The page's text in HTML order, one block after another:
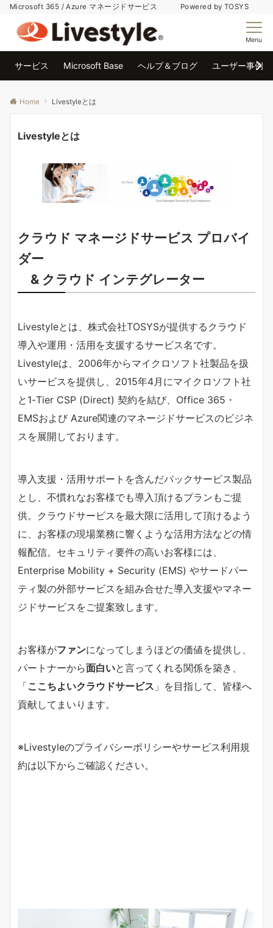
Microsoft 365 / Azure マネージドサービス Powered by TOSYS
Menu
サービス Microsoft Base ヘルプ＆ブログ ユーザー事例
Home Livestyleとは
Livestyleとは
クラウド マネージドサービス プロバイ
ダー
& クラウド インテグレーター
Livestyleとは、株式会社TOSYSが提供するクラウド
導入や運用・活用を支援するサービス名です。
Livestyleは、2006年からマイクロソフト社製品を扱
いサービスを提供し、2015年4月にマイクロソフト社
と1-Tier CSP (Direct) 契約を結び、Office 365・
EMSおよび Azure関連のマネージドサービスのビジネ
スを展開しております。
導入支援・活用サポートを含んだパックサービス製品
とし、不慣れなお客様でも導入頂けるプランもご提
供。クラウドサービスを最大限に活用して頂けるよう
に、お客様の現場業務に響くような活用方法などの情
報配信。セキュリティ要件の高いお客様には、
Enterprise Mobility + Security (EMS) やサードパー
ティ製の外部サービスを組み合せた導入支援やマネー
ジドサービスをご提案致します。
お客様がファンになってしまうほどの価値を提供し、
パートナーから面白いと言ってくれる関係を築き、
「ここちよいクラウドサービス 」を目指して、皆様へ
貢献してまいります。
※Livestyleのプライバシーポリシーやサービス利用規
約は以下からご確認ください。